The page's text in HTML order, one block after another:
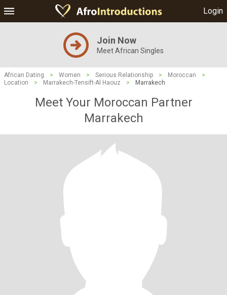
Login
Join Now
Meet African Singles
African Dating > Women > Serious Relationship > Moroccan
>
Location
> Marrakech-Tensift-Al Haouz > Marrakech
Meet Your Moroccan Partner
Marrakech